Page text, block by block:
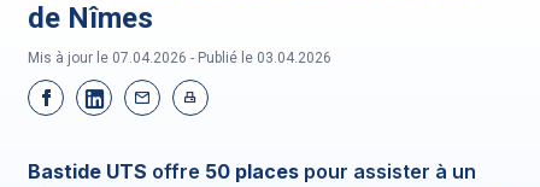
de Nîmes
Mis à jour le 07.04.2026 - Publié le 03.04.2026
Bastide UTS offre 50 places pour assister à un